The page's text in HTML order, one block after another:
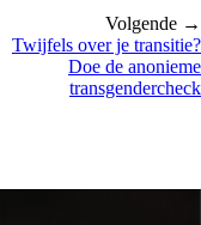
Volgende →
Twijfels over je transitie?
Doe de anonieme
transgendercheck